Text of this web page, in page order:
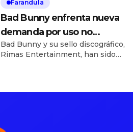
Farandula
Bad Bunny enfrenta nueva
demanda por uso no
autorizado de voz
Bad Bunny y su sello discográfico,
Rimas Entertainment, han sido
en los temas «Solo de mí» (2018) y